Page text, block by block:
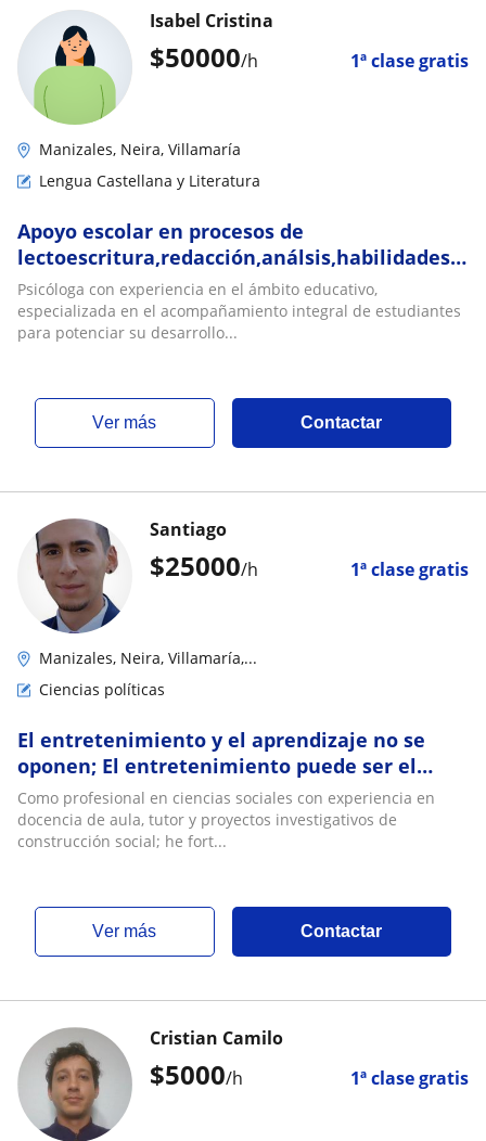
$50000/h 1ª clase gratis
Isabel Cristina
Manizales, Neira, Villamaría
Lengua Castellana y Literatura
Apoyo escolar en procesos de
lectoescritura,redacción,análsis,habilidades
comunicativas,proyecto de vida
Psicóloga con experiencia en el ámbito educativo,
especializada en el acompañamiento integral de estudiantes
para potenciar su desarrollo...
ver más Contactar
$25000/h 1ª clase gratis
Santiago
Manizales, Neira, Villamaría,...
Ciencias políticas
El entretenimiento y el aprendizaje no se
oponen; El entretenimiento puede ser el
modo más efectivo de aprender
Como profesional en ciencias sociales con experiencia en
docencia de aula, tutor y proyectos investigativos de
construcción social; he fort...
ver más Contactar
$5000/h 1ª clase gratis
Cristian Camilo